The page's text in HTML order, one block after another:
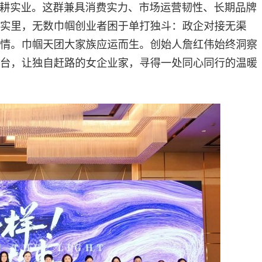
实业。这群兼具消费实力、市场运营韧性、长期品牌
里，无数巾帼创业者困于单打独斗：政企对接无渠
。巾帼天团大家族应运而生。创始人詹红伟始终洞察
，让独自赶路的女企业家，寻得一处同心同行的温暖